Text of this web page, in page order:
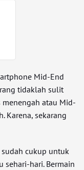
Mid-End
tidaklah sulit
atau Mid-
Karena, sekarang
cukup untuk
sehari-hari. Bermain